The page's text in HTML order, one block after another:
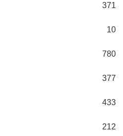
371
10
780
377
433
212